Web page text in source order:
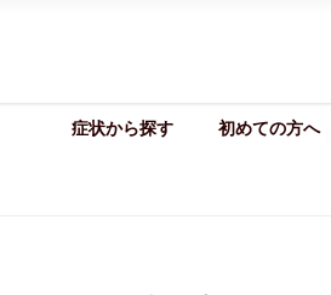
症状から探す 初めての方へ